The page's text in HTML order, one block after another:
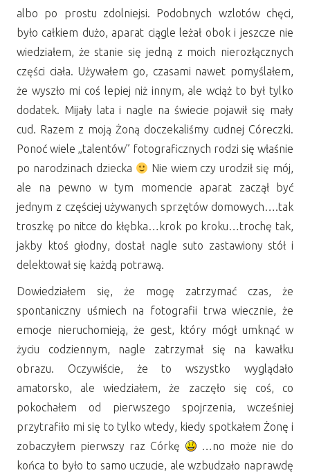
albo po prostu zdolniejsi. Podobnych wzlotów chęci,
było całkiem dużo, aparat ciągle leżał obok i jeszcze nie
wiedziałem, że stanie się jedną z moich nierozłącznych
części ciała. Używałem go, czasami nawet pomyślałem,
że wyszło mi coś lepiej niż innym, ale wciąż to był tylko
dodatek. Mijały lata i nagle na świecie pojawił się mały
cud. Razem z moją Żoną doczekaliśmy cudnej Córeczki.
Ponoć wiele „talentów” fotograficznych rodzi się właśnie
po narodzinach dziecka
Nie wiem czy urodził się mój,
ale na pewno w tym momencie aparat zaczął być
jednym z częściej używanych sprzętów domowych….tak
troszkę po nitce do kłębka…krok po kroku…trochę tak,
jakby ktoś głodny, dostał nagle suto zastawiony stół i
delektował się każdą potrawą.
Dowiedziałem się, że mogę zatrzymać czas, że
spontaniczny uśmiech na fotografii trwa wiecznie, że
emocje nieruchomieją, że gest, który mógł umknąć w
życiu codziennym, nagle zatrzymał się na kawałku
obrazu. Oczywiście, że to wszystko wyglądało
amatorsko, ale wiedziałem, że zaczęło się coś, co
pokochałem od pierwszego spojrzenia, wcześniej
przytrafiło mi się to tylko wtedy, kiedy spotkałem Żonę i
zobaczyłem pierwszy raz Córkę
…no może nie do
końca to było to samo uczucie, ale wzbudzało naprawdę